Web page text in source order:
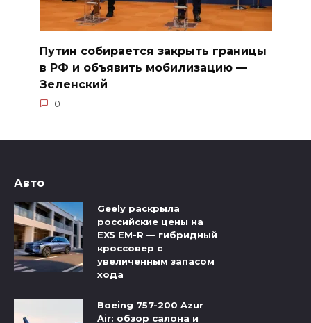
Путин собирается закрыть границы
в РФ и объявить мобилизацию —
Зеленский
0
Авто
Geely раскрыла
российские цены на
EX5 EM-R — гибридный
кроссовер с
увеличенным запасом
хода
Boeing 757-200 Azur
Air: обзор салона и